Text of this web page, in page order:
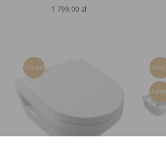
1 799,00 zł
Okazja!